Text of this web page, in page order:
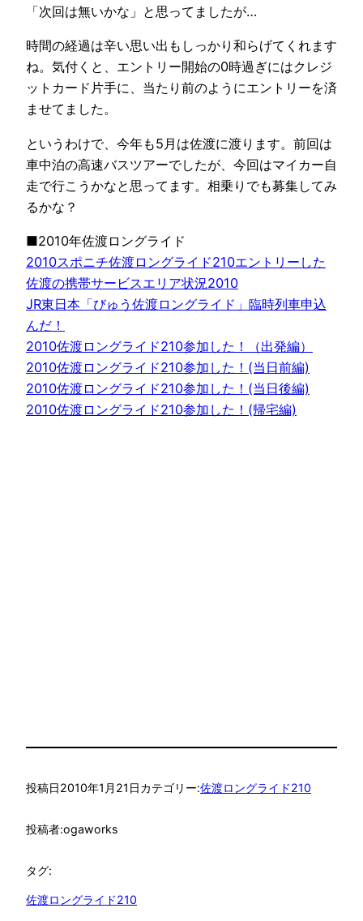
「次回は無いかな」と思ってましたが…
時間の経過は辛い思い出もしっかり和らげてくれます
ね。気付くと、エントリー開始の0時過ぎにはクレジ
ットカード片手に、当たり前のようにエントリーを済
ませてました。
というわけで、今年も5月は佐渡に渡ります。前回は
車中泊の高速バスツアーでしたが、今回はマイカー自
走で行こうかなと思ってます。相乗りでも募集してみ
るかな？
■2010年佐渡ロングライド
2010スポニチ佐渡ロングライド210エントリーした
佐渡の携帯サービスエリア状況2010
JR東日本「びゅう佐渡ロングライド」臨時列車申込
んだ！
2010佐渡ロングライド210参加した！（出発編）
2010佐渡ロングライド210参加した！(当日前編)
2010佐渡ロングライド210参加した！(当日後編)
2010佐渡ロングライド210参加した！(帰宅編)
投稿日2010年1月21日カテゴリー:佐渡ロングライド210
投稿者:ogaworks
タグ:
佐渡ロングライド210